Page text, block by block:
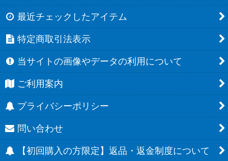
最近チェックしたアイテム
特定商取引法表示
当サイトの画像やデータの利用について
ご利用案内
プライバシーポリシー
問い合わせ
【初回購入の方限定】返品・返金制度について